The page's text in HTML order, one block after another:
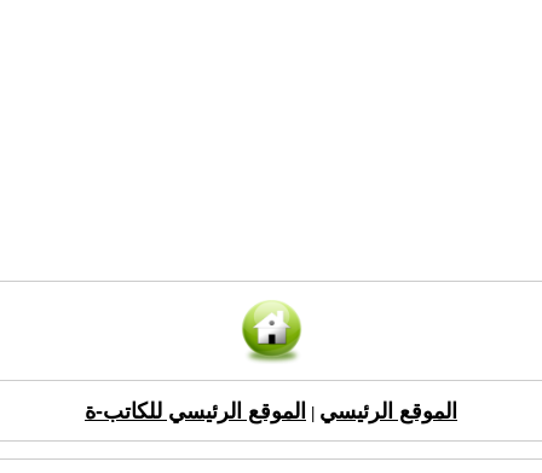
الموقع الرئيسي الموقع الرئيسي للكاتب-ة